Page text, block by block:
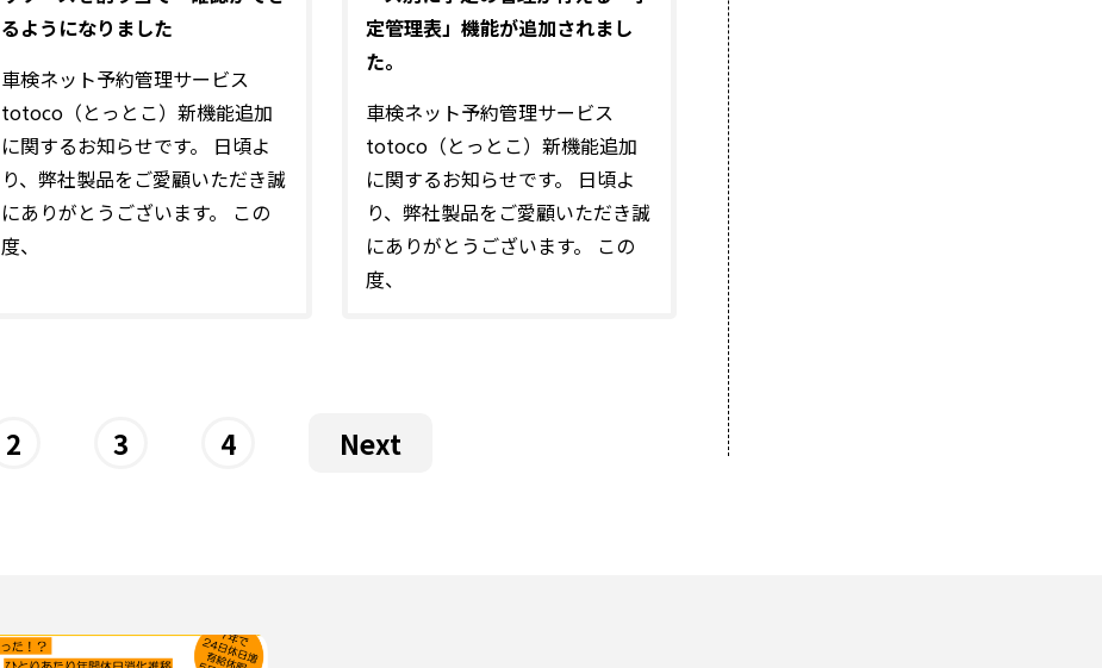
るようになりました
車検ネット予約管理サービス
totoco（とっとこ）新機能追加
に関するお知らせです。 日頃よ
り、弊社製品をご愛顧いただき誠
にありがとうございます。 この
度、
定管理表」機能が追加されまし
た。
車検ネット予約管理サービス
totoco（とっとこ）新機能追加
に関するお知らせです。 日頃よ
り、弊社製品をご愛顧いただき誠
にありがとうございます。 この
度、
2 3 4 Next